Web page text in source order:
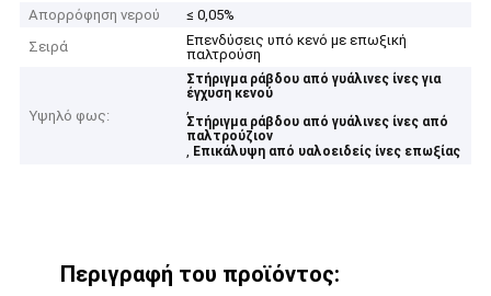
Απορρόφηση νερού
≤ 0,05%
Σειρά
Επενδύσεις υπό κενό με επωξική
παλτρούση
Υψηλό φως:
Στήριγμα ράβδου από γυάλινες ίνες για
έγχυση κενού
,
Στήριγμα ράβδου από γυάλινες ίνες από
παλτρούζιον
, Επικάλυψη από υαλοειδείς ίνες επωξίας
Περιγραφή του προϊόντος: